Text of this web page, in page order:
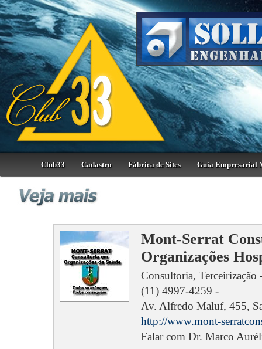
Club33 Cadastro Fábrica de Sites Guia Empresarial
Mont-Serrat
Organizações
Consultoria, Terceirização
(11) 4997-4259 -
Av. Alfredo Maluf, 455,
http://www.mont-
Falar com Dr. Marco